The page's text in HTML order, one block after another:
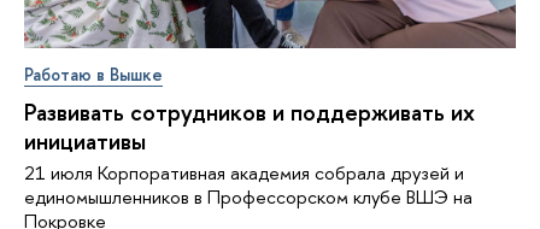
Работаю в Вышке
Развивать сотрудников и поддерживать их
инициативы
21 июля Корпоративная академия собрала друзей и
единомышленников в Профессорском клубе ВШЭ на
Покровке